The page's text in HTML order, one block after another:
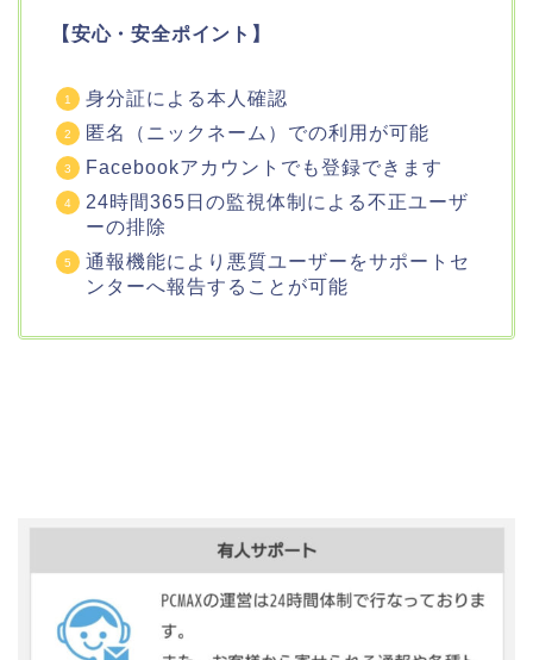
【安心・安全ポイント】
身分証による本人確認
匿名（ニックネーム）での利用が可能
Facebookアカウントでも登録できます
24時間365日の監視体制による不正ユーザ
ーの排除
通報機能により悪質ユーザーをサポートセ
ンターへ報告することが可能